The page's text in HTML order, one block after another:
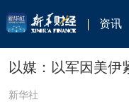
资讯
以媒：以军因美伊
新华社